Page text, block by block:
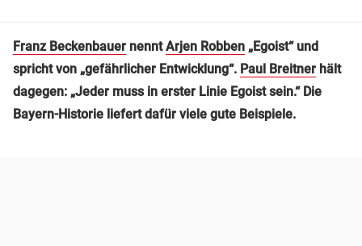
Franz Beckenbauer nenntArjen Robben „Egoist“ und
spricht von „gefährlicher Entwicklung“. Paul Breitner hält
dagegen: „Jeder muss in erster Linie Egoist sein.“ Die
Bayern-Historie liefert dafür viele gute Beispiele.